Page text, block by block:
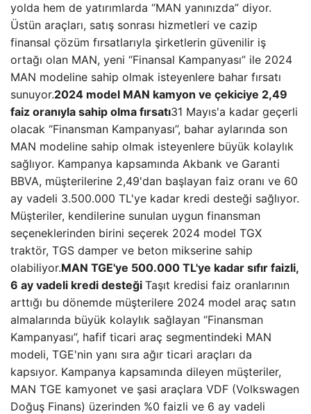
yolda hem de yatırımlarda “MAN yanınızda” diyor.
Üstün araçları, satış sonrası hizmetleri ve cazip
finansal çözüm fırsatlarıyla şirketlerin güvenilir iş
ortağı olan MAN, yeni “Finansal Kampanyası” ile 2024
MAN modeline sahip olmak isteyenlere bahar fırsatı
sunuyor.2024 model MAN kamyon ve çekiciye 2,49
faiz oranıyla sahip olma fırsatı31 Mayıs'a kadar geçerli
olacak “Finansman Kampanyası”, bahar aylarında son
MAN modeline sahip olmak isteyenlere büyük kolaylık
sağlıyor. Kampanya kapsamında Akbank ve Garanti
BBVA, müşterilerine 2,49'dan başlayan faiz oranı ve 60
ay vadeli 3.500.000 TL'ye kadar kredi desteği sağlıyor.
Müşteriler, kendilerine sunulan uygun finansman
seçeneklerinden birini seçerek 2024 model TGX
traktör, TGS damper ve beton mikserine sahip
olabiliyor.MAN TGE'ye 500.000 TL'ye kadar sıfır faizli,
6 ay vadeli kredi desteği Taşıt kredisi faiz oranlarının
arttığı bu dönemde müşterilere 2024 model araç satın
almalarında büyük kolaylık sağlayan “Finansman
Kampanyası”, hafif ticari araç segmentindeki MAN
modeli, TGE'nin yanı sıra ağır ticari araçları da
kapsıyor. Kampanya kapsamında dileyen müşteriler,
MAN TGE kamyonet ve şasi araçlara VDF (Volkswagen
Doğuş Finans) üzerinden %0 faizli ve 6 ay vadeli